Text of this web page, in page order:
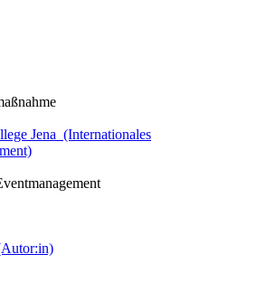
Jena (Internationales